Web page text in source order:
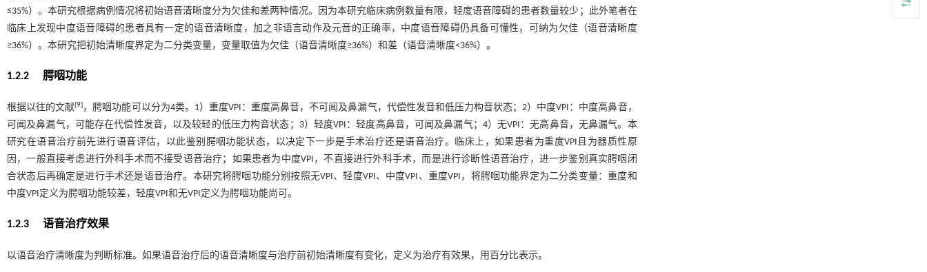
≤35%）。本研究根据病例情况将初始语音清晰度分为欠佳和差两种情况。因为本研究临床病例数量有限，轻度语音障碍的患者数量较少；此外笔者在
临床上发现中度语音障碍的患者具有一定的语音清晰度，加之非语言动作及元音的正确率，中度语音障碍仍具备可懂性，可纳为欠佳（语音清晰度
≥36%）。本研究把初始清晰度界定为二分类变量，变量取值为欠佳（语音清晰度≥36%）和差（语音清晰度<36%）。
1.2.2 腭咽功能
根据以往的文献[9] ，腭咽功能可以分为4类。1）重度VPI：重度高鼻音，不可闻及鼻漏气，代偿性发音和低压力构音状态；2）中度VPI：中度高鼻音，
可闻及鼻漏气，可能存在代偿性发音，以及较轻的低压力构音状态；3）轻度VPI：轻度高鼻音，可闻及鼻漏气；4）无VPI：无高鼻音，无鼻漏气。本
研究在语音治疗前先进行语音评估，以此鉴别腭咽功能状态，以决定下一步是手术治疗还是语音治疗。临床上，如果患者为重度VPI且为器质性原
因，一般直接考虑进行外科手术而不接受语音治疗；如果患者为中度VPI，不直接进行外科手术，而是进行诊断性语音治疗，进一步鉴别真实腭咽闭
合状态后再确定是进行手术还是语音治疗。本研究将腭咽功能分别按照无VPI、轻度VPI、中度VPI、重度VPI，将腭咽功能界定为二分类变量：重度和
中度VPI定义为腭咽功能较差，轻度VPI和无VPI定义为腭咽功能尚可。
1.2.3 语音治疗效果
以语音治疗清晰度为判断标准。如果语音治疗后的语音清晰度与治疗前初始清晰度有变化，定义为治疗有效果，用百分比表示。
用于背面供电网络的纯钌n-TSV加工与极致全干